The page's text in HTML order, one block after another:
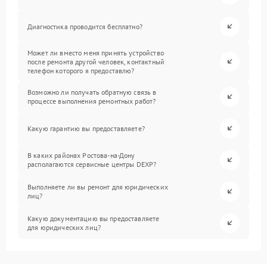
Диагностика проводится бесплатно?
Может ли вместо меня принять устройство
после ремонта другой человек, контактный
телефон которого я предоставлю?
Возможно ли получать обратную связь в
процессе выполнения ремонтных работ?
Какую гарантию вы предоставляете?
В каких районах Ростова-на-Дону
располагаются сервисные центры DEXP?
Выполняете ли вы ремонт для юридических
лиц?
Какую документацию вы предоставляете
для юридических лиц?